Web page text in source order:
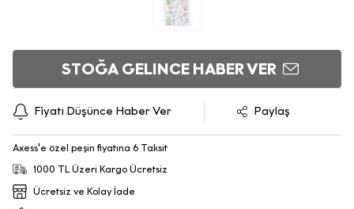
STOĞA GELINCE HABER VER
Fiyatı Düşünce Haber Ver Paylaş
Axess'e özel peşin fiyatına 6 Taksit
1000 TL Üzeri Kargo Ücretsiz
Ücretsiz ve Kolay İade